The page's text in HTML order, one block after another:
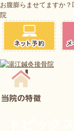
お腹膨らませてますか
院